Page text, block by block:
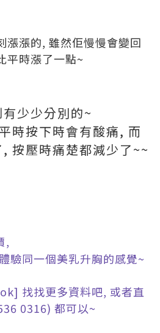
漲漲的, 雖然佢慢慢會變回
平時漲了一點~
少少分別的~
時按下時會有酸痛, 而
按壓時痛楚都減少了~~
,
驗同一個美乳升胸的感覺~
找找更多資料吧, 或者直
0316) 都可以~